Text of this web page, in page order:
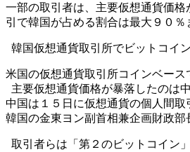
一部の取引者は、主要仮想通貨価
引で韓国が占める割合は最大９０％
韓国仮想通貨取引所でビットコイ
米国の仮想通貨取引所コインベース
主要仮想通貨価格が暴落したのは
中国は１５日に仮想通貨の個人間取
韓国の金東ヨン副首相兼企画財政
取引者らは「第２のビットコイン